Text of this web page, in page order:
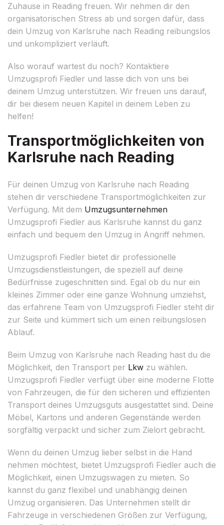
Zuhause in Reading freuen. Wir nehmen dir den
organisatorischen Stress ab und sorgen dafür, dass
dein Umzug von Karlsruhe nach Reading reibungslos
und unkompliziert verläuft.
Also worauf wartest du noch? Kontaktiere
Umzugsprofi Fiedler und lasse dich von uns bei
deinem Umzug unterstützen. Wir freuen uns darauf,
dir bei diesem neuen Kapitel in deinem Leben zu
helfen!
Transportmöglichkeiten von
Karlsruhe nach Reading
Für deinen Umzug von Karlsruhe nach Reading
stehen dir verschiedene Transportmöglichkeiten zur
Verfügung. Mit dem Umzugsunternehmen
Umzugsprofi Fiedler aus Karlsruhe kannst du ganz
einfach und bequem den Umzug in Angriff nehmen.
Umzugsprofi Fiedler bietet dir professionelle
Umzugsdienstleistungen, die speziell auf deine
Bedürfnisse zugeschnitten sind. Egal ob du nur ein
kleines Zimmer oder eine ganze Wohnung umziehst,
das erfahrene Team von Umzugsprofi Fiedler steht dir
zur Seite und kümmert sich um einen reibungslosen
Ablauf.
Beim Umzug von Karlsruhe nach Reading hast du die
Möglichkeit, den Transport per Lkw zu wählen.
Umzugsprofi Fiedler verfügt über eine moderne Flotte
von Fahrzeugen, die für den sicheren und effizienten
Transport deines Umzugsguts ausgestattet sind. Deine
Möbel, Kartons und anderen Gegenstände werden
sorgfältig verpackt und sicher zum Zielort gebracht.
Wenn du deinen Umzug lieber selbst in die Hand
nehmen möchtest, bietet Umzugsprofi Fiedler auch die
Möglichkeit, einen Umzugswagen zu mieten. So
kannst du ganz flexibel und unabhängig deinen
Umzug organisieren. Das Unternehmen stellt dir
Fahrzeuge in verschiedenen Größen zur Verfügung,